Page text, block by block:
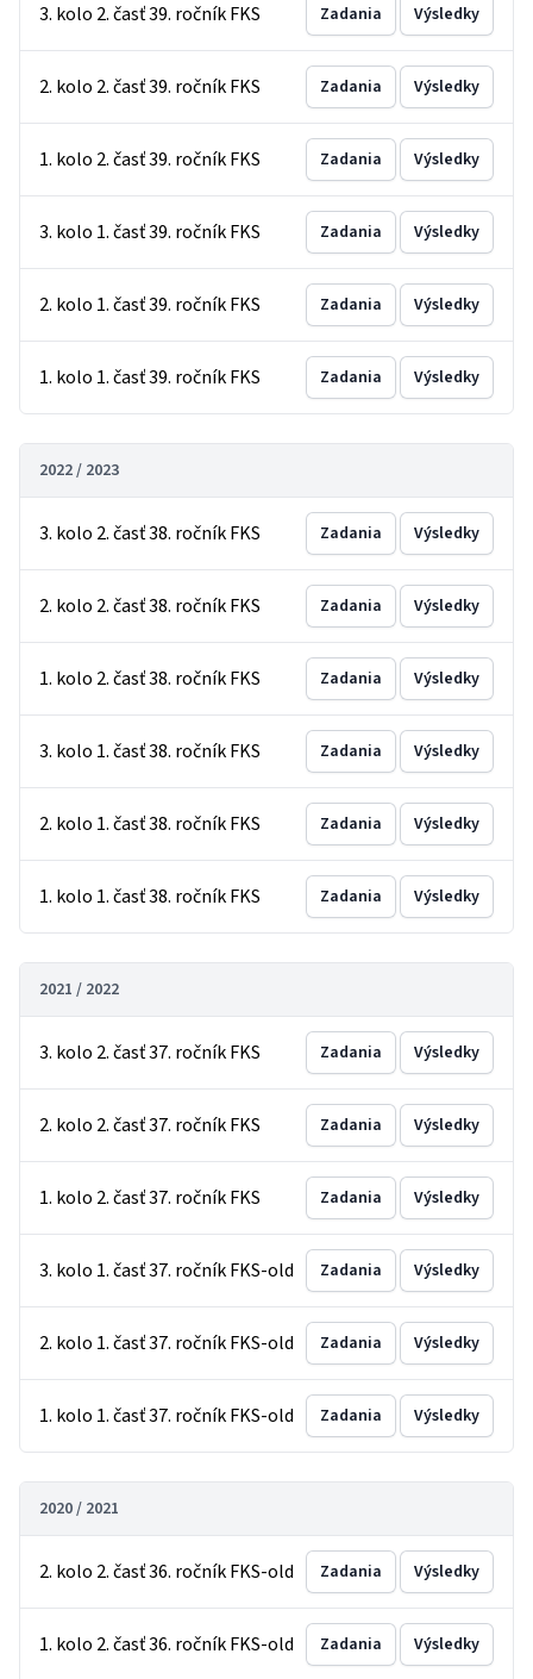
3. kolo 2. časť 39. ročník FKS Zadania Výsledky
2. kolo 2. časť 39. ročník FKS Zadania Výsledky
1. kolo 2. časť 39. ročník FKS Zadania Výsledky
3. kolo 1. časť 39. ročník FKS Zadania Výsledky
2. kolo 1. časť 39. ročník FKS Zadania Výsledky
1. kolo 1. časť 39. ročník FKS Zadania Výsledky
2022 / 2023
3. kolo 2. časť 38. ročník FKS Zadania Výsledky
2. kolo 2. časť 38. ročník FKS Zadania Výsledky
1. kolo 2. časť 38. ročník FKS Zadania Výsledky
3. kolo 1. časť 38. ročník FKS Zadania Výsledky
2. kolo 1. časť 38. ročník FKS Zadania Výsledky
1. kolo 1. časť 38. ročník FKS Zadania Výsledky
2021 / 2022
3. kolo 2. časť 37. ročník FKS Zadania Výsledky
2. kolo 2. časť 37. ročník FKS Zadania Výsledky
1. kolo 2. časť 37. ročník FKS Zadania Výsledky
3. kolo 1. časť 37. ročník FKS-old Zadania Výsledky
2. kolo 1. časť 37. ročník FKS-old Zadania Výsledky
1. kolo 1. časť 37. ročník FKS-old Zadania Výsledky
2020 / 2021
2. kolo 2. časť 36. ročník FKS-old Zadania Výsledky
1. kolo 2. časť 36. ročník FKS-old Zadania Výsledky